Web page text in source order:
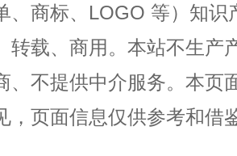
、商标、LOGO 等）知
转载、商用。本站不生产
、不提供中介服务。本页
，页面信息仅供参考和借